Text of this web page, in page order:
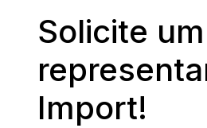
Solicite um
Import!